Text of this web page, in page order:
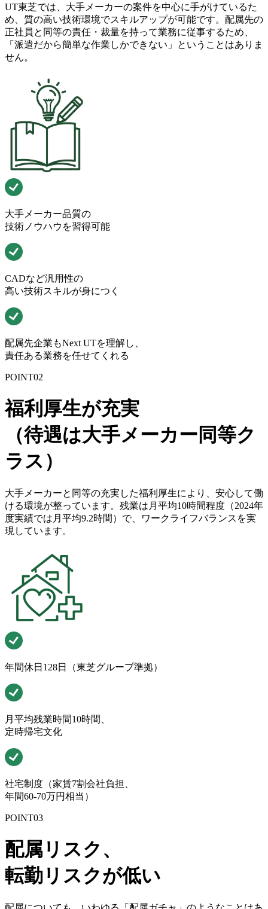
UT東芝では、大手メーカーの案件を中心に手がけているた
め、質の高い技術環境でスキルアップが可能です。配属先の
正社員と同等の責任・裁量を持って業務に従事するため、
「派遣だから簡単な作業しかできない」ということはありま
せん。
大手メーカー品質の
技術ノウハウを習得可能
CADなど汎用性の
高い技術スキルが身につく
配属先企業もNext UTを理解し、
責任ある業務を任せてくれる
POINT02
福利厚生が充実
（待遇は大手メーカー同等ク
ラス）
大手メーカーと同等の充実した福利厚生により、安心して働
ける環境が整っています。残業は月平均10時間程度（2024年
度実績では月平均9.2時間）で、ワークライフバランスを実
現しています。
年間休日128日（東芝グループ準拠）
月平均残業時間10時間、
定時帰宅文化
社宅制度（家賃7割会社負担、
年間60-70万円相当）
POINT03
配属リスク、
転勤リスクが低い